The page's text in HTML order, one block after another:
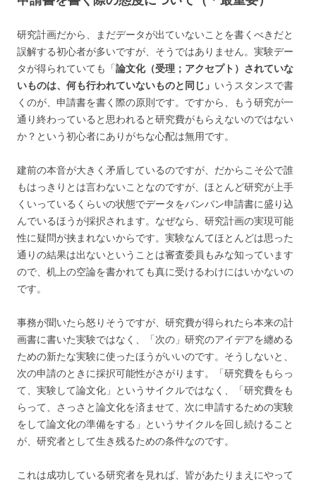
研究計画だから、まだデータが出ていないことを書くべきだと
誤解する初心者が多いですが、そうではありません。実験デー
タが得られていても「論文化（受理；アクセプト）されていな
いものは、何も行われていないものと同じ」 いうスタンスで書
くのが、申請書を書く際の原則です。ですから、もう研究が一
通り終わっていると思われると研究費がもらえないのではない
か？という初心者にありがちな心配は無用です。
建前の本音が大きく矛盾しているのですが、だからこそ公で誰
もはっきりとは言わないことなのですが、ほとんど研究が上手
くいっているくらいの状態でデータをバンバン申請書に盛り込
んでいるほうが採択されます。なぜなら、研究計画の実現可能
性に疑問が挟まれないからです。実験なんてほとんどは思った
通りの結果は出ないということは審査委員もみな知っています
ので、机上の空論を書かれても真に受けるわけにはいかないの
です。
事務が聞いたら怒りそうですが、研究費が得られたら本来の計
画書に書いた実験ではなく、「次の」研究のアイデアを纏める
ための新たな実験に使ったほうがいいのです。そうしないと、
次の申請のときに採択可能性がさがります。「研究費をもらっ
て、実験して論文化」というサイクルではなく、「研究費をも
らって、さっさと論文化を済ませて、次に申請するための実験
をして論文化の準備をする」というサイクルを回し続けること
が、研究者として生き残るための条件なのです。
これは成功している研究者を見れば、皆があたりまえにやって